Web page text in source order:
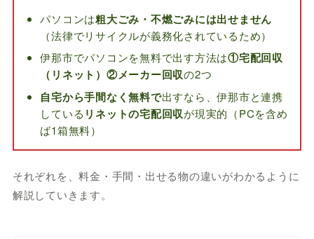
パソコンは粗大ごみ・不燃ごみには出せません
（法律でリサイクルが義務化されているため）
伊那市でパソコンを無料で出す方法は①宅配回収
（リネット）②メーカー回収の2つ
自宅から手間なく無料で出すなら、伊那市と連携
している リネットの宅配回収が現実的（PCを含め
ば1箱無料）
それぞれを、料金・手間・出せる物の違いがわかるように
解説していきます。